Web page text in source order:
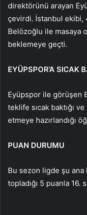
direktörünü arayan
çevirdi. İstanbul ekibi,
Belözoğlu ile masaya
beklemeye geçti.
EYÜPSPOR’A SICAK
Eyüpspor ile görüşen
teklife sıcak baktığı
etmeye hazırlandığı
PUAN DURUMU
Bu sezon ligde şu ana
topladığı 5 puanla 16.